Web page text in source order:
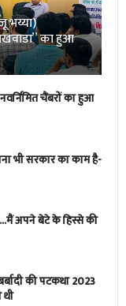
भय्या)
का हुआ
चैंबरों का हुआ
भी सरकार का काम है-
अपने बेटे के हिस्से की
की पटकथा 2023